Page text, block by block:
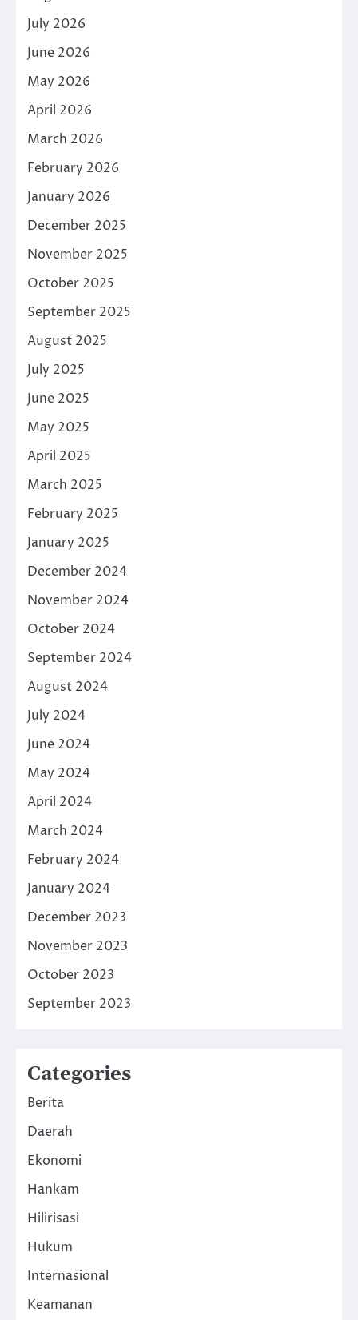
July 2026
June 2026
May 2026
April 2026
March 2026
February 2026
January 2026
December 2025
November 2025
October 2025
September 2025
August 2025
July 2025
June 2025
May 2025
April 2025
March 2025
February 2025
January 2025
December 2024
November 2024
October 2024
September 2024
August 2024
July 2024
June 2024
May 2024
April 2024
March 2024
February 2024
January 2024
December 2023
November 2023
October 2023
September 2023
Categories
Berita
Daerah
Ekonomi
Hankam
Hilirisasi
Hukum
Internasional
Keamanan